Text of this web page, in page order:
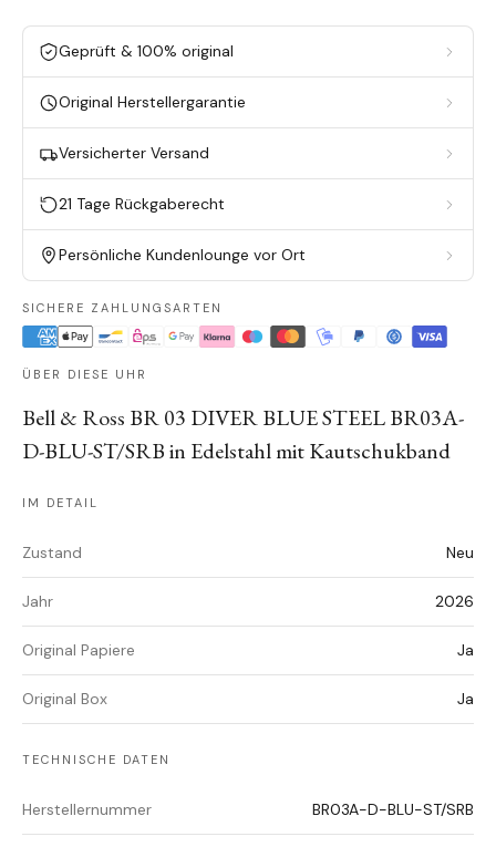
Geprüft & 100% original
Original Herstellergarantie
Versicherter Versand
21 Tage Rückgaberecht
Persönliche Kundenlounge vor Ort
SICHERE ZAHLUNGSARTEN
ÜBER DIESE UHR
Bell & Ross BR 03 DIVER BLUE STEEL BR03A-
D-BLU-ST/SRB in Edelstahl mit Kautschukband
IM DETAIL
Zustand Neu
Jahr 2026
Original Papiere Ja
Original Box Ja
TECHNISCHE DATEN
Herstellernummer BR03A-D-BLU-ST/SRB